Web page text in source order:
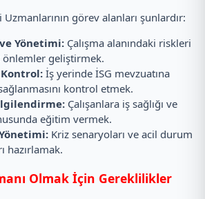
Uzmanlarının görev alanları şunlardır:
Yönetimi: Çalışma alanındaki riskleri
önlemler geliştirmek.
İş yerinde İSG mevzuatına
kontrol etmek.
Çalışanlara iş sağlığı ve
eğitim vermek.
Kriz senaryoları ve acil durum
hazırlamak.
Olmak İçin Gereklilikler